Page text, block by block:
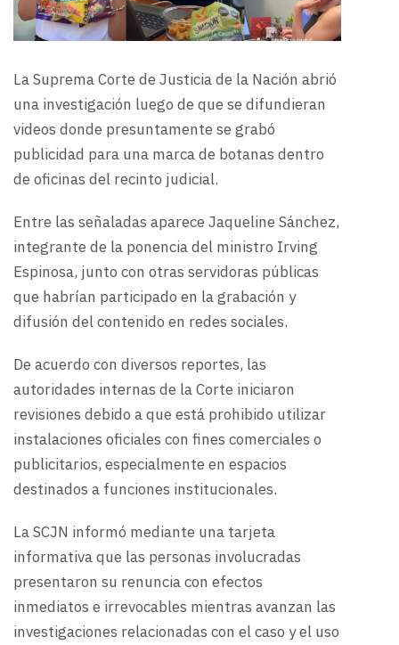
La Suprema Corte de Justicia de la Nación abrió
una investigación luego de que se difundieran
videos donde presuntamente se grabó
publicidad para una marca de botanas dentro
de oficinas del recinto judicial.
Entre las señaladas aparece Jaqueline Sánchez,
integrante de la ponencia del ministro Irving
Espinosa, junto con otras servidoras públicas
que habrían participado en la grabación y
difusión del contenido en redes sociales.
De acuerdo con diversos reportes, las
autoridades internas de la Corte iniciaron
revisiones debido a que está prohibido utilizar
instalaciones oficiales con fines comerciales o
publicitarios, especialmente en espacios
destinados a funciones institucionales.
La SCJN informó mediante una tarjeta
informativa que las personas involucradas
presentaron su renuncia con efectos
inmediatos e irrevocables mientras avanzan las
investigaciones relacionadas con el caso y el uso